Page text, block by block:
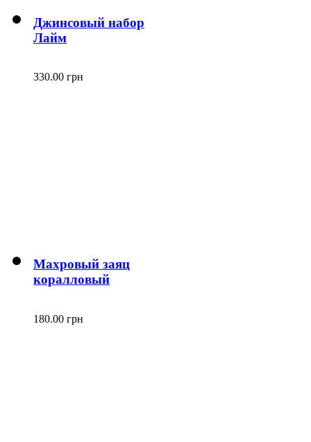
Джинсовый набор
Лайм
330.00 грн
Махровый заяц
коралловый
180.00 грн